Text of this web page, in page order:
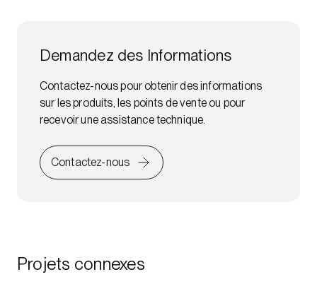
Demandez des Informations
Contactez-nous pour obtenir des informations
sur les produits, les points de vente ou pour
recevoir une assistance technique.
Contactez-nous
Projets connexes